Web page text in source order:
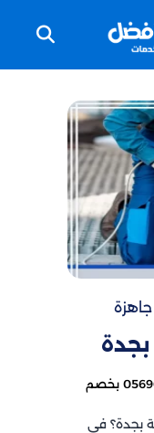
شركة قص وتخريم خرسانة بجدة 0569607972 بخصم
بجدة؟ في